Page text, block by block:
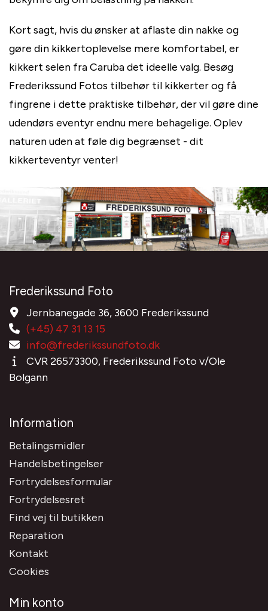
Kort sagt, hvis du ønsker at aflaste din nakke og
gøre din kikkertoplevelse mere komfortabel, er
kikkert selen fra Caruba det ideelle valg. Besøg
Frederikssund Fotos tilbehør til kikkerter og få
fingrene i dette praktiske tilbehør, der vil gøre dine
udendørs eventyr endnu mere behagelige. Oplev
naturen uden at føle dig begrænset - dit
kikkerteventyr venter!
Frederikssund Foto
Jernbanegade 36, 3600 Frederikssund
(+45) 47 31 13 15
info@frederikssundfoto.dk
CVR 26573300, Frederikssund Foto v/Ole
Bolgann
Information
Betalingsmidler
Handelsbetingelser
Fortrydelsesformular
Fortrydelsesret
Find vej til butikken
Reparation
Kontakt
Cookies
Min konto